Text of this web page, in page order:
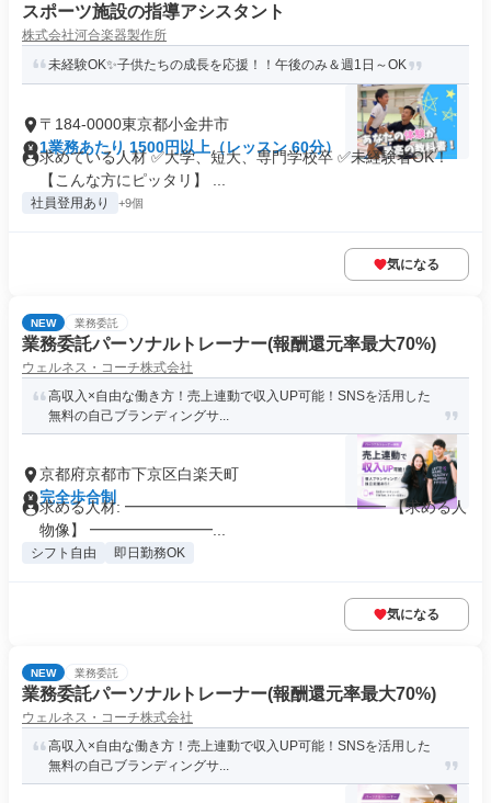
スポーツ施設の指導アシスタント
株式会社河合楽器製作所
未経験OK✨子供たちの成長を応援！！午後のみ＆週1日～OK
〒184-0000東京都小金井市
1業務あたり 1500円以上（レッスン 60分）
求めている人材 ✅大学、短大、専門学校卒 ✅未経験者OK！
【こんな方にピッタリ】 ...
社員登用あり +9個
気になる
NEW 業務委託
業務委託パーソナルトレーナー(報酬還元率最大70%)
ウェルネス・コーチ株式会社
高収入×自由な働き方！売上連動で収入UP可能！SNSを活用した
無料の自己ブランディングサ...
京都府京都市下京区白楽天町
完全歩合制
求める人材: ━━━━━━━━━━━━━━━━━ 【求める人
物像】 ━━━━━━━━...
シフト自由 即日勤務OK
気になる
NEW 業務委託
業務委託パーソナルトレーナー(報酬還元率最大70%)
ウェルネス・コーチ株式会社
高収入×自由な働き方！売上連動で収入UP可能！SNSを活用した
無料の自己ブランディングサ...